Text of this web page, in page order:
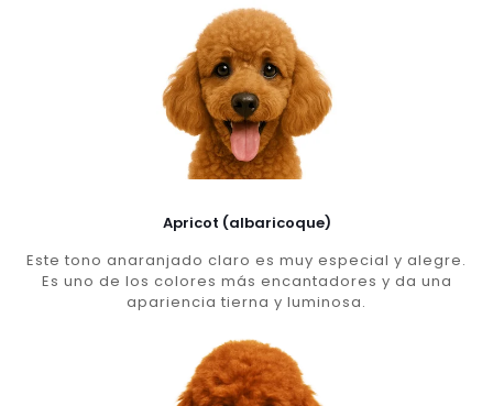
Apricot (albaricoque)
Este tono anaranjado claro es muy especial y alegre.
Es uno de los colores más encantadores y da una
apariencia tierna y luminosa.